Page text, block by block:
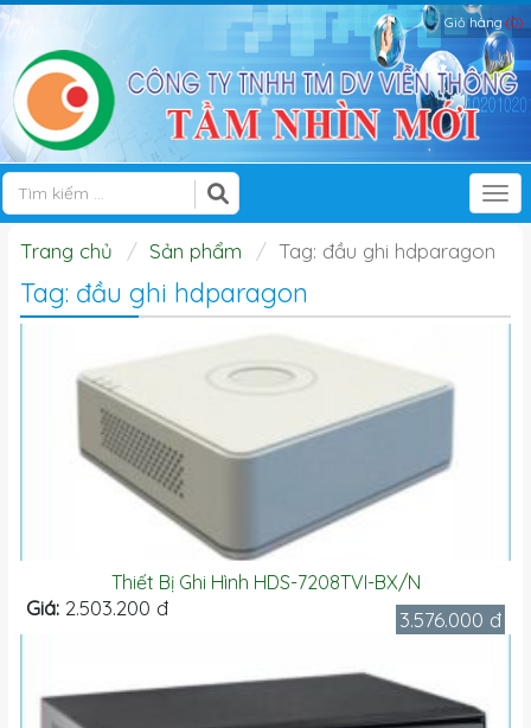
Giỏ hàng (0)
Trang chủ Sản phẩm Tag: đầu ghi hdparagon
Tag: đầu ghi hdparagon
Thiết Bị Ghi Hình HDS-7208TVI-BX/N
Giá: 2.503.200 đ 3.576.000 đ